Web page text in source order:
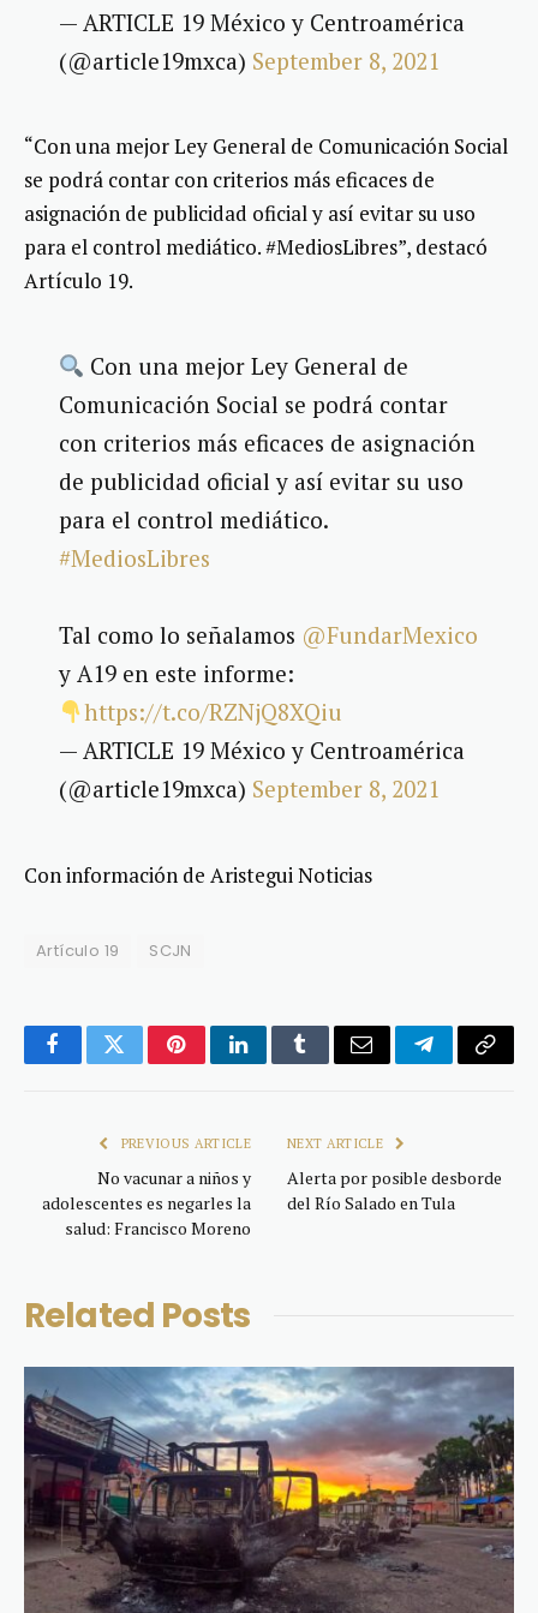
— ARTICLE 19 México y Centroamérica
(@article19mxca) September 8, 2021
“Con una mejor Ley General de Comunicación Social
se podrá contar con criterios más eficaces de
asignación de publicidad oficial y así evitar su uso
para el control mediático. #MediosLibres”, destacó
Artículo 19.
Con una mejor Ley General de
Comunicación Social se podrá contar
con criterios más eficaces de asignación
de publicidad oficial y así evitar su uso
para el control mediático.
#MediosLibres
Tal como lo señalamos @FundarMexico
y A19 en este informe:
https://t.co/RZNjQ8XQiu
— ARTICLE 19 México y Centroamérica
(@article19mxca) September 8, 2021
Con información de Aristegui Noticias
Artículo 19 SCJN
FacebookTwitterPinterestLinkedInTumblrEmail TelegramCopy
PREVIOUS ARTICLE
No vacunar a niños y
adolescentes es negarles la
salud: Francisco Moreno
NEXT ARTICLE
Alerta por posible desborde
del Río Salado en Tula
Related Posts